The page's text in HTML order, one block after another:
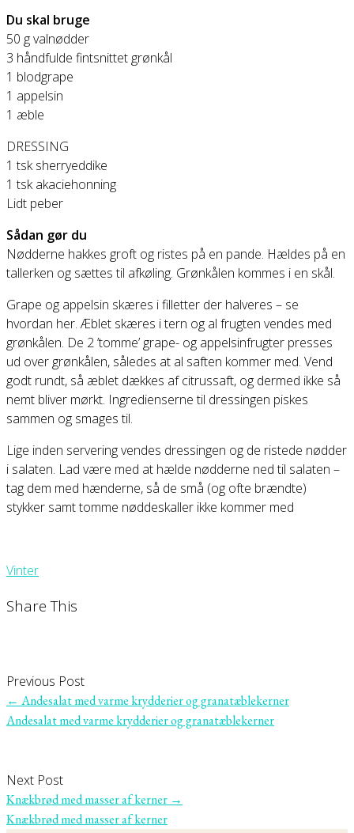
Du skal bruge
50 g valnødder
3 håndfulde fintsnittet grønkål
1 blodgrape
1 appelsin
1 æble
DRESSING
1 tsk sherryeddike
1 tsk akaciehonning
Lidt peber
Sådan gør du
Nødderne hakkes groft og ristes på en pande. Hældes på en
tallerken og sættes til afkøling. Grønkålen kommes i en skål.
Grape og appelsin skæres i filletter der halveres – se
hvordan her. Æblet skæres i tern og al frugten vendes med
grønkålen. De 2 ’tomme’ grape- og appelsinfrugter presses
ud over grønkålen, således at al saften kommer med. Vend
godt rundt, så æblet dækkes af citrussaft, og dermed ikke så
nemt bliver mørkt. Ingredienserne til dressingen piskes
sammen og smages til.
Lige inden servering vendes dressingen og de ristede nødder
i salaten. Lad være med at hælde nødderne ned til salaten –
tag dem med hænderne, så de små (og ofte brændte)
stykker samt tomme nøddeskaller ikke kommer med
Vinter
Share This
Previous Post
← Andesalat med varme krydderier og granatæblekerner
Andesalat med varme krydderier og granatæblekerner
Next Post
Knækbrød med masser af kerner →
Knækbrød med masser af kerner